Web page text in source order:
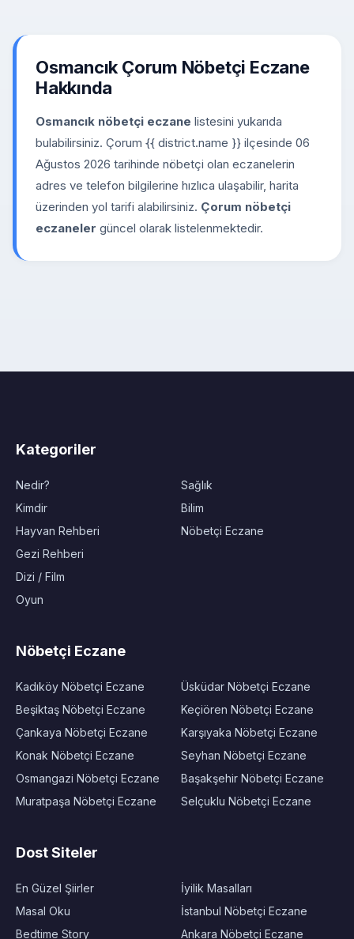
Osmancık Çorum Nöbetçi Eczane
Hakkında
Osmancık nöbetçi eczane listesini yukarıda
bulabilirsiniz. Çorum {{ district.name }} ilçesinde 06
Ağustos 2026 tarihinde nöbetçi olan eczanelerin
adres ve telefon bilgilerine hızlıca ulaşabilir, harita
üzerinden yol tarifi alabilirsiniz. Çorum nöbetçi
eczaneler güncel olarak listelenmektedir.
Kategoriler
Nedir?
Kimdir
Hayvan Rehberi
Gezi Rehberi
Dizi / Film
Oyun
Sağlık
Bilim
Nöbetçi Eczane
Nöbetçi Eczane
Kadıköy Nöbetçi Eczane
Beşiktaş Nöbetçi Eczane
Çankaya Nöbetçi Eczane
Konak Nöbetçi Eczane
Osmangazi Nöbetçi Eczane
Muratpaşa Nöbetçi Eczane
Üsküdar Nöbetçi Eczane
Keçiören Nöbetçi Eczane
Karşıyaka Nöbetçi Eczane
Seyhan Nöbetçi Eczane
Başakşehir Nöbetçi Eczane
Selçuklu Nöbetçi Eczane
Dost Siteler
En Güzel Şiirler
Masal Oku
Bedtime Story
İyilik Masalları
İstanbul Nöbetçi Eczane
Ankara Nöbetçi Eczane